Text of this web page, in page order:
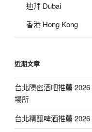
迪拜 Dubai
香港 Hong Kong
近期文章
台北隱密酒吧推薦
場所
台北精釀啤酒推薦